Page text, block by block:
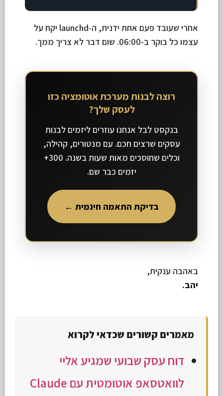
אחרי שעובד פעם אחת ידנית, ה-launchd יקח על
עצמו כל בוקר ב-06:00. שום דבר לא צריך ממך.
רוצה לבנות מערכת אוטומציה כזו
לעסק שלך?
בנקסט לבל אנחנו עוזרים ליזמים לבנות
עסקים שרצים חכם. עם מנטורים, קהילה,
וכלים שחוסכים מאות שעות בשנה. 300+
יזמים כבר שם.
בדיקת התאמה חינמית ←
באהבה ענקית,
יהב.
מאמרים קשורים שכדאי לקרוא
דוח עסק שבועי שמגיע אליי
לוואטסאפ אוטומטית עם Claude